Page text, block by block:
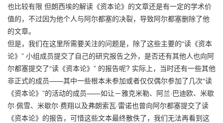
也比较有限 但朗西埃的解读《资本论》的文章还是有一定的学术价
值的，不过因为他个人与阿尔都塞的决裂，导致阿尔都塞删除了他
的文章。
但是，我们在这里所需要关注的问题是，除了这些主要的“读《资本
论》” 小组成员提交了自己的研究报告之外，是否还有其他人也向阿
尔都塞提交了“读《资本论》” 的报告呢? 实际上，当时还有一些其他
非正式的成员——其中一些根本未参加或者仅仅偶尔参加了几次“读
《资本论》”的活动的成员——如让－雅克米勒、阿兰·巴迪欧、米歇
尔·佩雪、米歇尔·费翔以及弗朗索瓦·雷诺也曾向阿尔都塞提交了读
《资本论》的报告，可惜这些文本最终散佚了，我们无法再看到这